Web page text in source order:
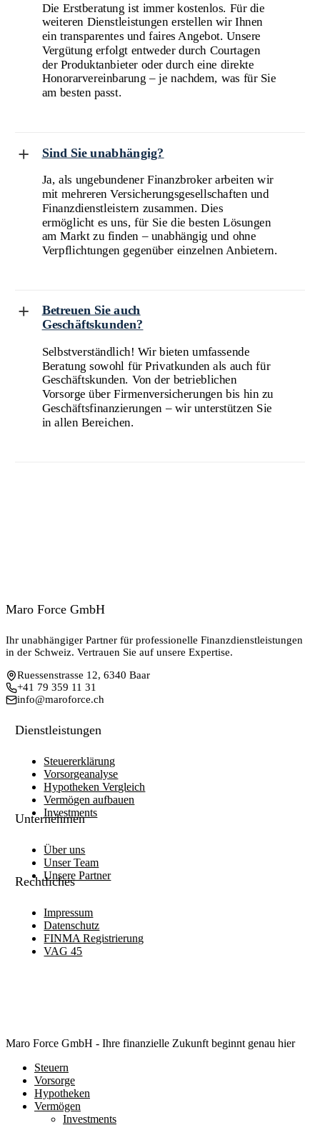
Die Erstberatung ist immer kostenlos. Für die
weiteren Dienstleistungen erstellen wir Ihnen
ein transparentes und faires Angebot. Unsere
Vergütung erfolgt entweder durch Courtagen
der Produktanbieter oder durch eine direkte
Honorarvereinbarung – je nachdem, was für Sie
am besten passt.
Sind Sie unabhängig?
Ja, als ungebundener Finanzbroker arbeiten wir
mit mehreren Versicherungsgesellschaften und
Finanzdienstleistern zusammen. Dies
ermöglicht es uns, für Sie die besten Lösungen
am Markt zu finden – unabhängig und ohne
Verpflichtungen gegenüber einzelnen Anbietern.
Betreuen Sie auch
Geschäftskunden?
Selbstverständlich! Wir bieten umfassende
Beratung sowohl für Privatkunden als auch für
Geschäftskunden. Von der betrieblichen
Vorsorge über Firmenversicherungen bis hin zu
Geschäftsfinanzierungen – wir unterstützen Sie
in allen Bereichen.
Maro Force GmbH
Ihr unabhängiger Partner für professionelle Finanzdienstleistungen
in der Schweiz. Vertrauen Sie auf unsere Expertise.
Ruessenstrasse 12, 6340 Baar
+41 79 359 11 31
info@maroforce.ch
Dienstleistungen
Steuererklärung
Vorsorgeanalyse
Hypotheken Vergleich
Vermögen aufbauen
Investments
Unternehmen
Über uns
Unser Team
Unsere Partner
Rechtliches
Impressum
Datenschutz
FINMA Registrierung
VAG 45
Close
Maro Force GmbH - Ihre finanzielle Zukunft beginnt genau hier
Steuern
Vorsorge
Hypotheken
Vermögen
Investments